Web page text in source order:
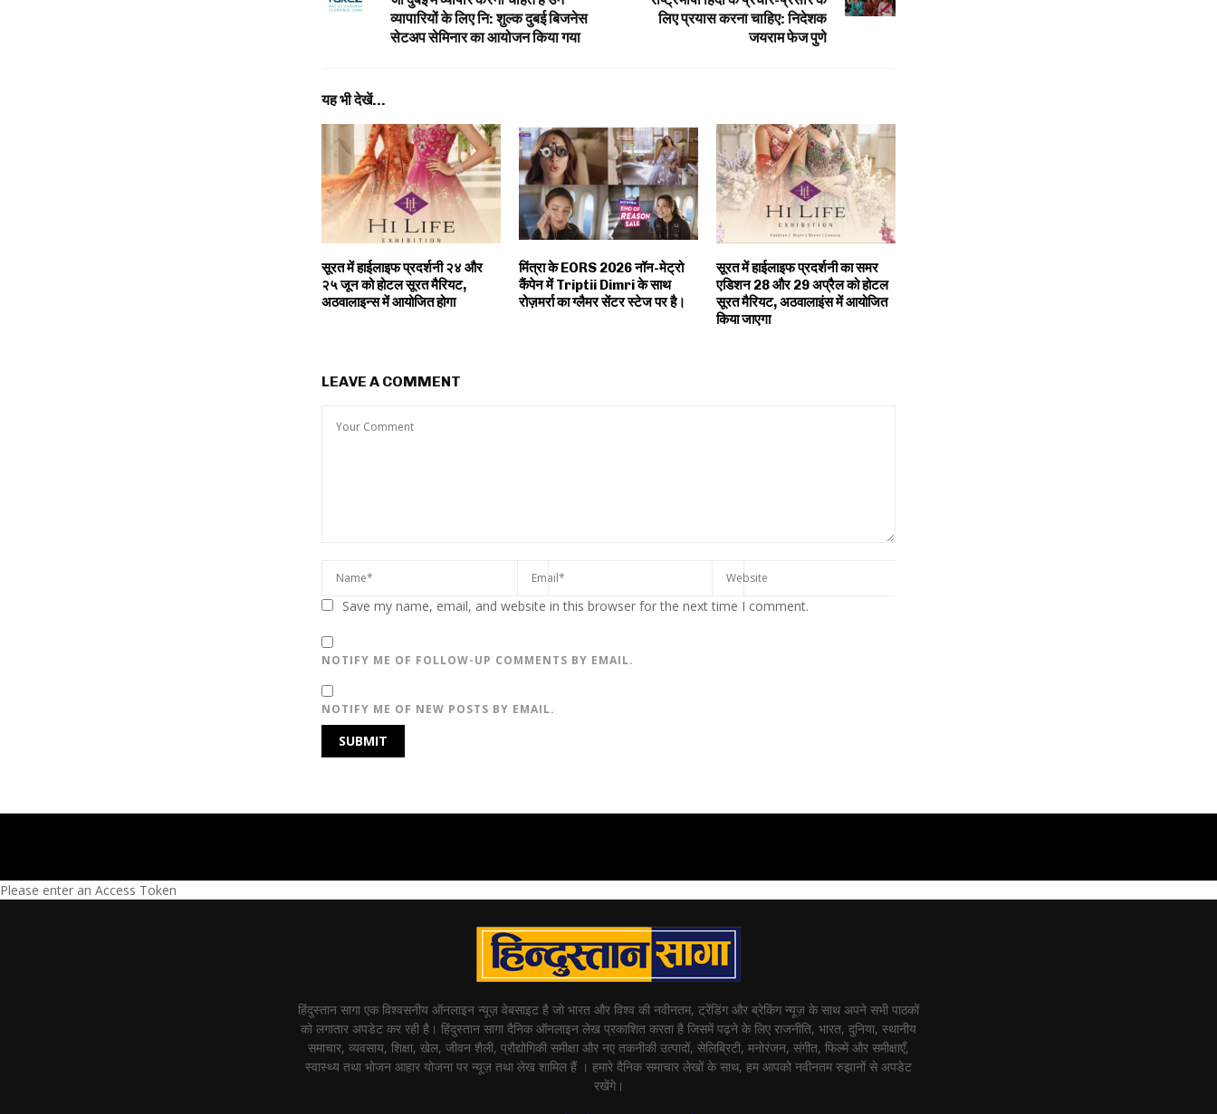
व्यापारियों के लिए नि: शुल्क दुबई बिजनेस
सेटअप सेमिनार का आयोजन किया गया
लिए प्रयास करना चाहिए: निदेशक
जयराम फेज पुणे
यह भी देखें...
सूरत में हाईलाइफ प्रदर्शनी २४ और
२५ जून को होटल सूरत मैरियट,
अठवालाइन्स में आयोजित होगा
मिंत्रा के EORS 2026 नॉन-मेट्रो
कैंपेन में Triptii Dimri के साथ
रोज़मर्रा का ग्लैमर सेंटर स्टेज पर है।
सूरत में हाईलाइफ प्रदर्शनी का समर
एडिशन 28 और 29 अप्रैल को होटल
सूरत मैरियट, अठवालाइंस में आयोजित
किया जाएगा
LEAVE A COMMENT
Save my name, email, and website in this browser for the next time I comment.
NOTIFY ME OF FOLLOW-UP COMMENTS BY EMAIL.
NOTIFY ME OF NEW POSTS BY EMAIL.
Please enter an Access Token
हिंदुस्तान सागा एक विश्वसनीय ऑनलाइन न्यूज़ वेबसाइट है जो भारत और विश्व की नवीनतम, ट्रेंडिंग और ब्रेकिंग न्यूज़ के साथ अपने सभी पाठकों
को लगातार अपडेट कर रही है। हिंदुस्तान सागा दैनिक ऑनलाइन लेख प्रकाशित करता है जिसमें पढ़ने के लिए राजनीति, भारत, दुनिया, स्थानीय
समाचार, व्यवसाय, शिक्षा, खेल, जीवन शैली, प्रौद्योगिकी समीक्षा और नए तकनीकी उत्पादों, सेलिब्रिटी, मनोरंजन, संगीत, फिल्में और समीक्षाएँ,
स्वास्थ्य तथा भोजन आहार योजना पर न्यूज़ तथा लेख शामिल हैं । हमारे दैनिक समाचार लेखों के साथ, हम आपको नवीनतम रुझानों से अपडेट
रखेंगे।